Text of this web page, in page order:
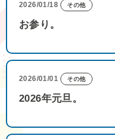
2026/01/18 その他
お参り。
2026/01/01 その他
2026年元旦。